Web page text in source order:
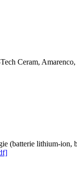
Ceram,
(batterie lithium-ion,